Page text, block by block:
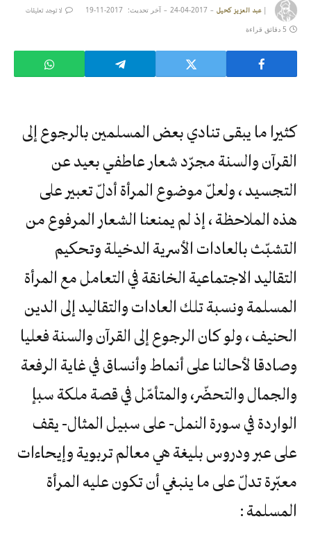
| عبد العزيز كحيل 2017-04-24 آخر تحديث: 2017-11-19 لا توجد تعليقات
5 دقائق قراءة
كثيرا ما يبقى تنادي بعض المسلمين بالرجوع إلى
القرآن والسنة مجرّد شعار عاطفي بعيد عن
التجسيد ، ولعلّ موضوع المرأة أدلّ تعبير على
هذه الملاحظة ، إذ لم يمنعنا الشعار المرفوع من
التشبّث بالعادات الأسرية الدخيلة وتحكيم
التقاليد الاجتماعية الخانقة في التعامل مع المرأة
المسلمة ونسبة تلك العادات والتقاليد إلى الدين
الحنيف ، ولو كان الرجوع إلى القرآن والسنة فعليا
وصادقا لأحالنا على أنماط وأنساق في غاية الرفعة
والجمال والتحضّر، والمتأمّل في قصة ملكة سبإ
الواردة في سورة النمل- على سبيل المثال- يقف
على عبر ودروس بليغة هي معالم تربوية وإيحاءات
معبّرة تدلّ على ما ينبغي أن تكون عليه المرأة
المسلمة :